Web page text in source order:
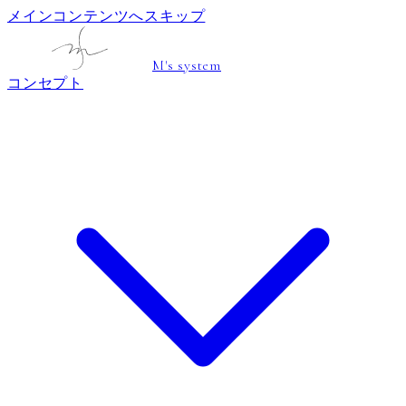
メインコンテンツへスキップ
M's system
コンセプト